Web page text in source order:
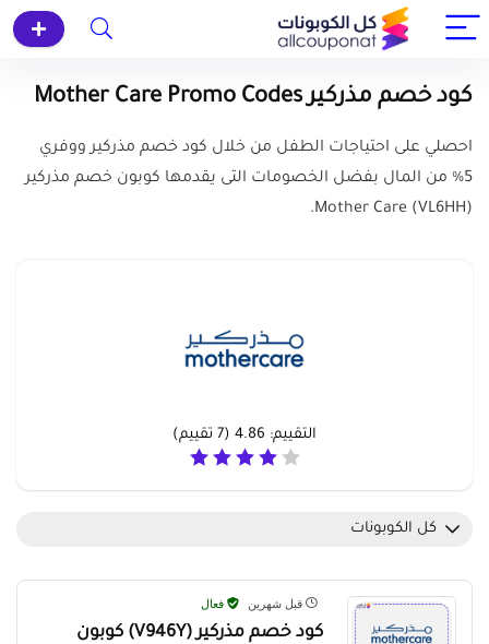
كود خصم مذركير Mother Care Promo Codes
احصلي على احتياجات الطفل من خلال كود خصم مذركير ووفري
5% من المال بفضل الخصومات التى يقدمها كوبون خصم مذركير
(VL6HH) Mother Care.
التقييم: 4.86
(
7 تقييم)
كل الكوبونات
قبل شهرين فعال
كود خصم مذركير (V946Y) كوبون